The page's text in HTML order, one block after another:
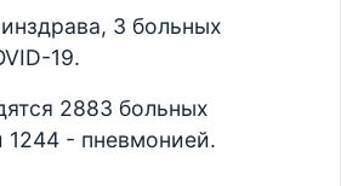
3 больных
19.
2883 больных
1244 - пневмонией.